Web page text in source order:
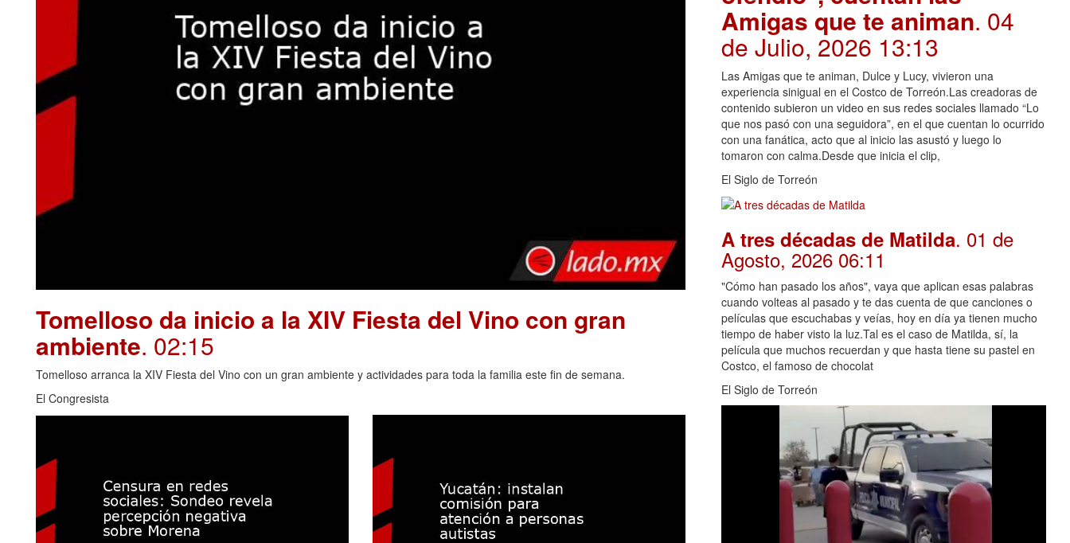
Tomelloso da inicio a la XIV Fiesta del Vino con gran
ambiente. 02:15
Tomelloso arranca la XIV Fiesta del Vino con un gran ambiente y actividades para toda la familia este fin de semana.
El Congresista
Amigas que te animan. 04
de Julio, 2026 13:13
Las Amigas que te animan, Dulce y Lucy, vivieron una
experiencia sinigual en el Costco de Torreón.Las creadoras de
contenido subieron un video en sus redes sociales llamado “Lo
que nos pasó con una seguidora”, en el que cuentan lo ocurrido
con una fanática, acto que al inicio las asustó y luego lo
tomaron con calma.Desde que inicia el clip,
El Siglo de Torreón
A tres décadas de Matilda. 01 de
Agosto, 2026 06:11
"Cómo han pasado los años", vaya que aplican esas palabras
cuando volteas al pasado y te das cuenta de que canciones o
películas que escuchabas y veías, hoy en día ya tienen mucho
tiempo de haber visto la luz.Tal es el caso de Matilda, sí, la
película que muchos recuerdan y que hasta tiene su pastel en
Costco, el famoso de chocolat
El Siglo de Torreón